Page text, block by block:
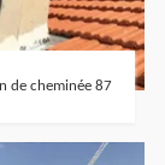
de cheminée 87